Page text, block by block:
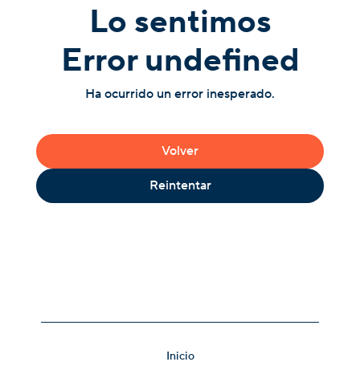
Lo sentimos
Error undefined
Ha ocurrido un error inesperado.
Volver
Reintentar
Inicio